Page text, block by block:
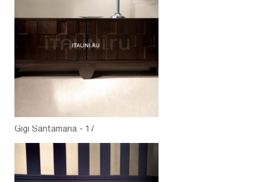
Gigi Santamaria - 17